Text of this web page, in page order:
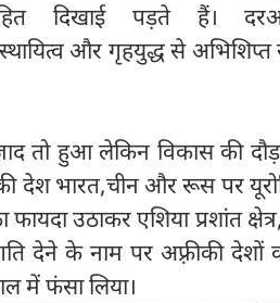
दिखाई पड़ते हैं।
और गृहयुद्ध से
तो हुआ लेकिन विकास की
देश भारत,चीन और रूस पर
उठाकर एशिया प्रशांत
देने के नाम पर अफ़्रीकी देशों
में फंसा लिया।